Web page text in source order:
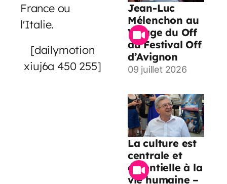
France ou
l'Italie.
[dailymotion
xiuj6a 450 255]
Jean-Luc
Mélenchon au
Village du Off
du Festival Off
d’Avignon
09 juillet 2026
La culture est
centrale et
essentielle à la
vie humaine –